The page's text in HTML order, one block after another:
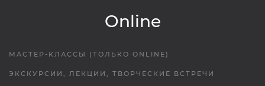
Online
МАСТЕР-КЛАССЫ (ТОЛЬКО ONLINE)
ЭКСКУРСИИ, ЛЕКЦИИ, ТВОРЧЕСКИЕ ВСТРЕЧИ